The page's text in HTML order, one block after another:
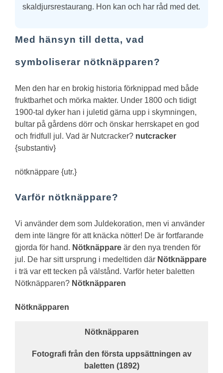
skaldjursrestaurang. Hon kan och har råd med det.
Med hänsyn till detta, vad
symboliserar nötknäpparen?
Men den har en brokig historia förknippad med både
fruktbarhet och mörka makter. Under 1800 och tidigt
1900-tal dyker han i juletid gärna upp i skymningen,
bultar på gårdens dörr och önskar herrskapet en god
och fridfull jul. Vad är Nutcracker? nutcracker
{substantiv}
nötknäppare {utr.}
Varför nötknäppare?
Vi använder dem som Juldekoration, men vi använder
dem inte längre för att knäcka nötter! De är fortfarande
gjorda för hand. Nötknäppare är den nya trenden för
jul. De har sitt ursprung i medeltiden där Nötknäppare
i trä var ett tecken på välstånd. Varför heter baletten
Nötknäpparen? Nötknäpparen
Nötknäpparen
Nötknäpparen
Fotografi från den första uppsättningen av
baletten (1892)